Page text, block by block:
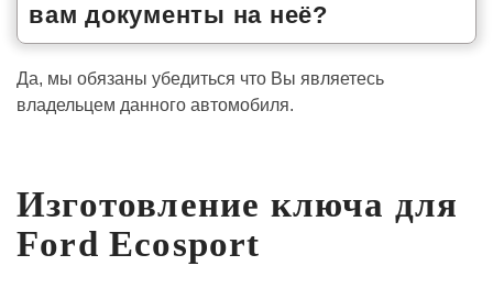
вам документы на неё?
Да, мы обязаны убедиться что Вы являетесь
владельцем данного автомобиля.
Изготовление ключа для
Ford Ecosport